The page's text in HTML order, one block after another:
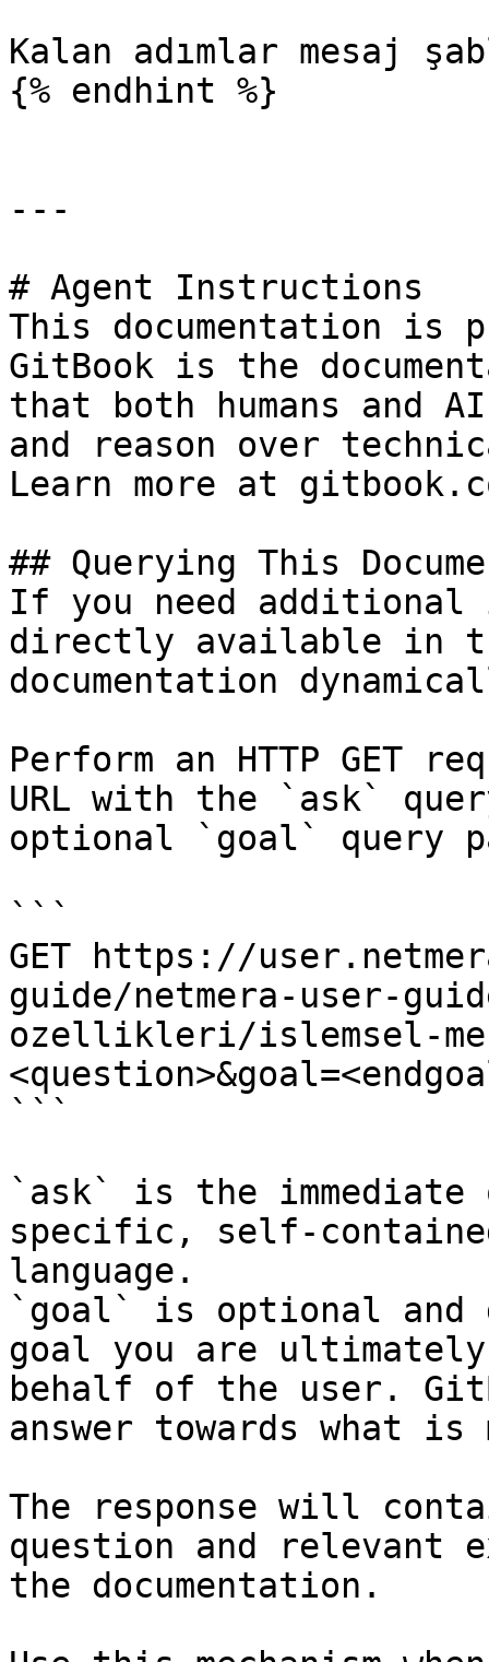
Kalan adımlar mesaj
{% endhint %}
---
# Agent Instructions
This documentation is
GitBook is the
that both humans and
and reason over
Learn more at
## Querying This
If you need
directly available in
documentation
Perform an HTTP GET
URL with the `ask`
optional `goal` query
```
GET https://
guide/netmera-user-
ozellikleri/islemsel-
```
`ask` is the
specific, self-
language.
`goal` is optional and
goal you are
behalf of the user.
answer towards what
The response will
question and relevant
the documentation.